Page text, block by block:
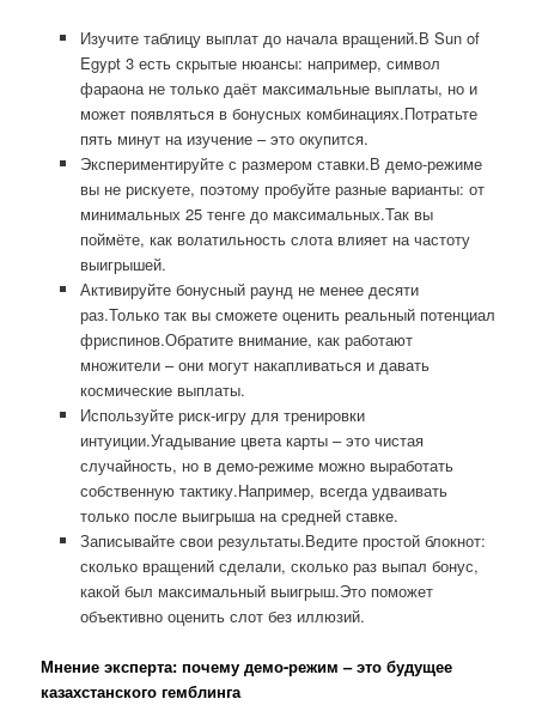
Изучите таблицу выплат до начала вращений.В Sun of
Egypt 3 есть скрытые нюансы: например, символ
фараона не только даёт максимальные выплаты, но и
может появляться в бонусных комбинациях.Потратьте
пять минут на изучение – это окупится.
Экспериментируйте с размером ставки.В демо-режиме
вы не рискуете, поэтому пробуйте разные варианты: от
минимальных 25 тенге до максимальных.Так вы
поймёте, как волатильность слота влияет на частоту
выигрышей.
Активируйте бонусный раунд не менее десяти
раз.Только так вы сможете оценить реальный потенциал
фриспинов.Обратите внимание, как работают
множители – они могут накапливаться и давать
космические выплаты.
Используйте риск-игру для тренировки
интуиции.Угадывание цвета карты – это чистая
случайность, но в демо-режиме можно выработать
собственную тактику.Например, всегда удваивать
только после выигрыша на средней ставке.
Записывайте свои результаты.Ведите простой блокнот:
сколько вращений сделали, сколько раз выпал бонус,
какой был максимальный выигрыш.Это поможет
объективно оценить слот без иллюзий.
Мнение эксперта: почему демо-режим – это будущее
казахстанского гемблинга